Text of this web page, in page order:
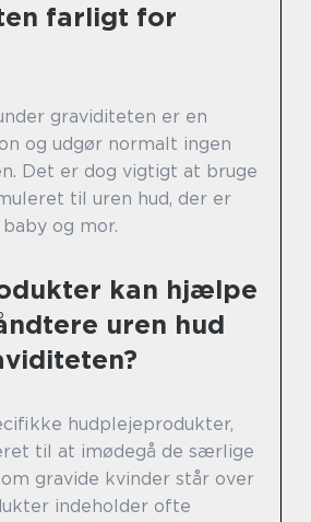
farligt for
graviditeten er en
og udgør normalt ingen
Det er dog vigtigt at bruge
til uren hud, der er
og mor.
kan hjælpe
uren hud
hudplejeprodukter,
til at imødegå de særlige
gravide kvinder står over
indeholder ofte